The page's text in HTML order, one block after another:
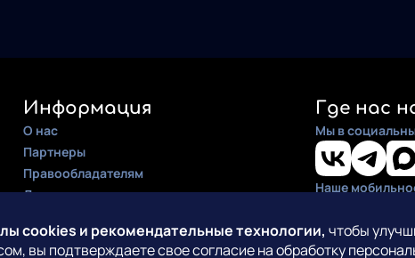
cookies и рекомендательные технологии, чтобы
вы подтверждаете свое согласие на обработку
Информация
О нас
Партнеры
Правообладателям
Документация
Где нас
Мы в
Наше